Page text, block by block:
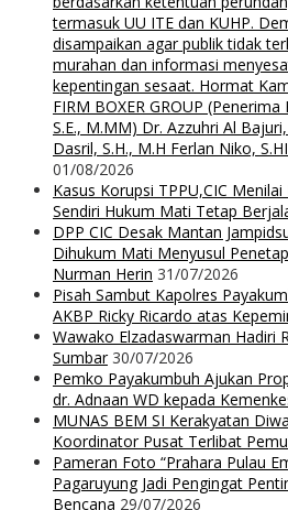
termasuk UU ITE dan KUHP.
disampaikan agar publik tidak
murahan dan informasi
kepentingan sesaat. Hormat
FIRM BOXER GROUP
S.E., M.MM) Dr. Azzuhri Al
Dasril, S.H., M.H Ferlan Niko,
01/08/2026
Kasus Korupsi TPPU,CIC
Sendiri Hukum Mati Tetap
DPP CIC Desak Mantan
Dihukum Mati Menyusul
Nurman Herin 31/07/2026
Pisah Sambut Kapolres
AKBP Ricky Ricardo atas
Wawako Elzadaswarman Hadiri
Sumbar 30/07/2026
Pemko Payakumbuh Ajukan
dr. Adnaan WD kepada
MUNAS BEM SI Kerakyatan
Koordinator Pusat Terlibat
Pameran Foto “Prahara Pulau
Pagaruyung Jadi Pengingat
Bencana 29/07/2026